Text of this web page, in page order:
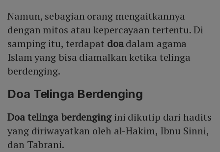
Namun, sebagian orang mengaitkannya
dengan mitos atau kepercayaan tertentu. Di
samping itu, terdapat doadalam agama
Islam yang bisa diamalkan ketika telinga
berdenging.
Doa Telinga Berdenging
Doa telinga berdengingini dikutip dari hadits
yang diriwayatkan oleh al-Hakim, Ibnu Sinni,
dan Tabrani.